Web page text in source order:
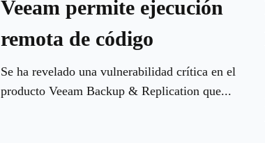
Veeam permite ejecución
remota de código
Se ha revelado una vulnerabilidad crítica en el
producto Veeam Backup & Replication que...